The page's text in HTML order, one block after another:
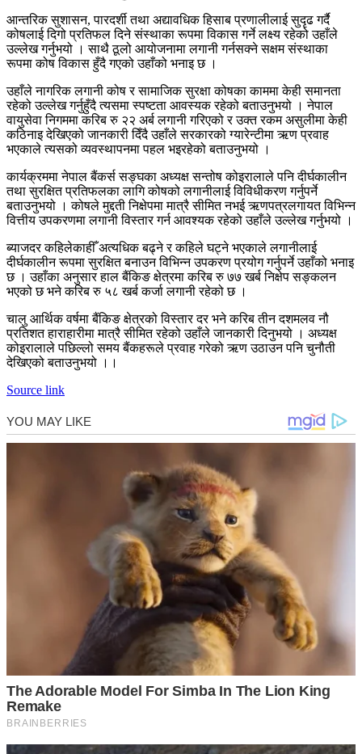
आन्तरिक सुशासन, पारदर्शी तथा अद्यावधिक हिसाब प्रणालीलाई सुदृढ गर्दै
कोषलाई दिगो प्रतिफल दिने संस्थाका रूपमा विकास गर्ने लक्ष्य रहेको उहाँले
उल्लेख गर्नुभयो । साथै ठूलो आयोजनामा लगानी गर्नसक्ने सक्षम संस्थाका
रूपमा कोष विकास हुँदै गएको उहाँको भनाइ छ ।
उहाँले नागरिक लगानी कोष र सामाजिक सुरक्षा कोषका काममा केही समानता
रहेको उल्लेख गर्नुहुँदै त्यसमा स्पष्टता आवस्यक रहेको बताउनुभयो । नेपाल
वायुसेवा निगममा करिब रु २२ अर्ब लगानी गरिएको र उक्त रकम असुलीमा केही
कठिनाइ देखिएको जानकारी दिँदै उहाँले सरकारको ग्यारेन्टीमा ऋण प्रवाह
भएकाले त्यसको व्यवस्थापनमा पहल भइरहेको बताउनुभयो ।
कार्यक्रममा नेपाल बैंकर्स सङ्घका अध्यक्ष सन्तोष कोइरालाले पनि दीर्घकालीन
तथा सुरक्षित प्रतिफलका लागि कोषको लगानीलाई विविधीकरण गर्नुपर्ने
बताउनुभयो । कोषले मुद्दती निक्षेपमा मात्रै सीमित नभई ऋणपत्रलगायत विभिन्न
वित्तीय उपकरणमा लगानी विस्तार गर्न आवश्यक रहेको उहाँले उल्लेख गर्नुभयो ।
ब्याजदर कहिलेकाहीँ अत्यधिक बढ्ने र कहिले घट्ने भएकाले लगानीलाई
दीर्घकालीन रूपमा सुरक्षित बनाउन विभिन्न उपकरण प्रयोग गर्नुपर्ने उहाँको भनाइ
छ । उहाँका अनुसार हाल बैंकिङ क्षेत्रमा करिब रु ७७ खर्ब निक्षेप सङ्कलन
भएको छ भने करिब रु ५८ खर्ब कर्जा लगानी रहेको छ ।
चालु आर्थिक वर्षमा बैंकिङ क्षेत्रको विस्तार दर भने करिब तीन दशमलव नौ
प्रतिशत हाराहारीमा मात्रै सीमित रहेको उहाँले जानकारी दिनुभयो । अध्यक्ष
कोइरालाले पछिल्लो समय बैंकहरूले प्रवाह गरेको ऋण उठाउन पनि चुनौती
देखिएको बताउनुभयो ।।
Source link